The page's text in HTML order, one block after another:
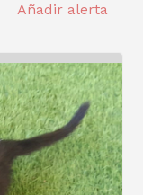
Añadir alerta